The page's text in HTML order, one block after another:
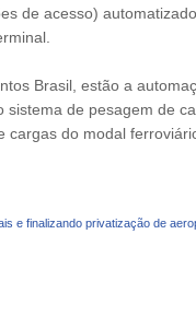
de acesso)
Brasil, estão a
de pesagem de
cargas do modal
e finalizando privatização de